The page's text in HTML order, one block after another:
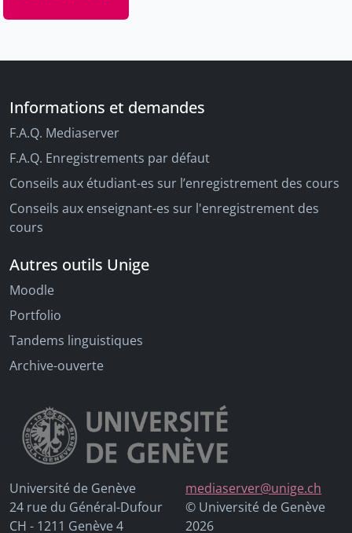
Informations et demandes
F.A.Q. Mediaserver
F.A.Q. Enregistrements par défaut
Conseils aux étudiant-es sur l’enregistrement des cours
Conseils aux enseignant-es sur l'enregistrement des
cours
Autres outils Unige
Moodle
Portfolio
Tandems linguistiques
Archive-ouverte
Université de Genève
24 rue du Général-Dufour
CH - 1211 Genève 4
mediaserver@unige.ch
© Université de Genève
2026